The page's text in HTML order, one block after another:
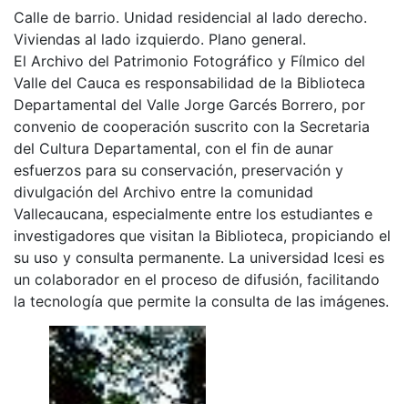
Calle de barrio. Unidad residencial al lado derecho.
Viviendas al lado izquierdo. Plano general.
El Archivo del Patrimonio Fotográfico y Fílmico del
Valle del Cauca es responsabilidad de la Biblioteca
Departamental del Valle Jorge Garcés Borrero, por
convenio de cooperación suscrito con la Secretaria
del Cultura Departamental, con el fin de aunar
esfuerzos para su conservación, preservación y
divulgación del Archivo entre la comunidad
Vallecaucana, especialmente entre los estudiantes e
investigadores que visitan la Biblioteca, propiciando el
su uso y consulta permanente. La universidad Icesi es
un colaborador en el proceso de difusión, facilitando
la tecnología que permite la consulta de las imágenes.